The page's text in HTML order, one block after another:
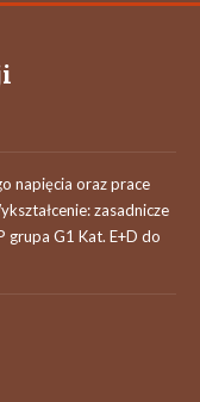
napięcia oraz prace
zasadnicze
grupa G1 Kat. E+D do